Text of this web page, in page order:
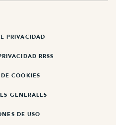
PRIVACIDAD
RRSS
COOKIES
GENERALES
DE USO